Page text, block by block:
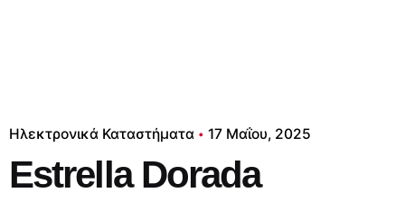
Ηλεκτρονικά Καταστήματα 17 Μαΐου, 2025
Estrella Dorada